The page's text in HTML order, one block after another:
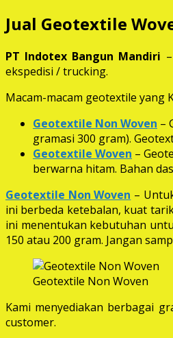
Jual Geotextile
PT Indotex Bangun Mandiri
ekspedisi / trucking.
Macam-macam geotextile yang
Geotextile Non Woven –
gramasi 300 gram).
Geotextile Woven –
berwarna hitam. Bahan
Geotextile Non Woven –
ini berbeda ketebalan, kuat
ini menentukan kebutuhan
150 atau 200 gram. Jangan
Geotextile Non Woven
Kami menyediakan berbagai
customer.